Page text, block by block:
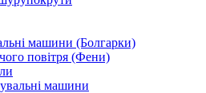
машини (Болгарки)
повітря (Фени)
машини